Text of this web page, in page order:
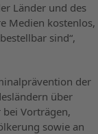
Länder und des
Medien kostenlos,
sind“,
der
über
Vorträgen,
sowie an